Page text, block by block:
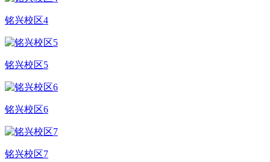
铭兴校区4
铭兴校区5
铭兴校区6
铭兴校区7